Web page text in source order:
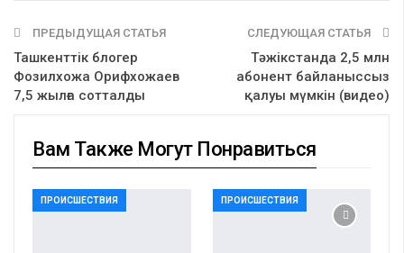
ПРЕДЫДУЩАЯ СТАТЬЯ
Ташкенттік блогер
Фозилхожа Орифхожаев
7,5 жылға сотталды
СЛЕДУЮЩАЯ СТАТЬЯ
Тәжікстанда 2,5 млн
абонент байланыссыз
қалуы мүмкін (видео)
Вам Также Могут Понравиться
ПРОИСШЕСТВИЯ ПРОИСШЕСТВИЯ